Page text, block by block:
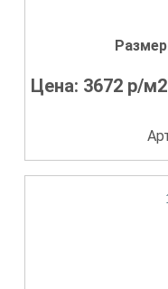
Цена: 3672 р/м2